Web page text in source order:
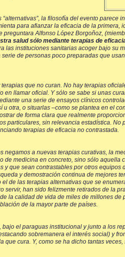
la filosofía del evento parece
para afianzar la eficacia de la primera,
preguntara Alfonso López Borgoñoz,
salud sólo mediante terapias de
instituciones sanitarias acoger bajo su
de personas poco preparadas que
que no curan. No hay terapias
llamar oficial. Y sólo se sabe si unas
una serie de ensayos clínicos
otra, o situarlas –como se plantea en el
de forma clara que realmente
particulares, sin relevancia estadística. No
terapias de eficacia no contrastada.
a nuevas terapias curativas, la
medicina en concreto, sino sólo aquella
que sean contrastables por otros equipos
y demostración continua de mejores
de las terapias alternativas que se
han sido felizmente retirados de la
la calidad de vida de miles de millones de
de la mayor parte de países.
el paraguas institucional y junto a los
sobremanera el interés social) y
cura. Y, como se ha dicho tantas